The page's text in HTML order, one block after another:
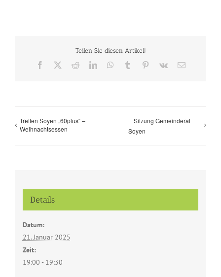
Teilen Sie diesen Artikel!
Facebook RedditLinkedInWhatsApp
Tumblr Pinterest
Vk
E-
Treffen Soyen „60plus“ –
Weihnachtsessen
Sitzung Gemeinderat
Soyen
Details
Datum:
21. Januar 2025
Zeit:
19:00 - 19:30